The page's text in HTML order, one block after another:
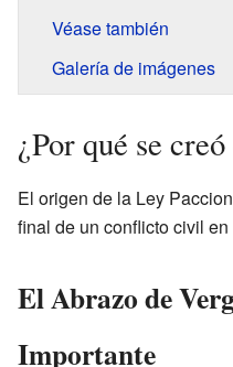
Véase también
Galería de imágenes
¿Por qué se
El origen de la Ley
final de un conflicto civil
El Abrazo de
Importante